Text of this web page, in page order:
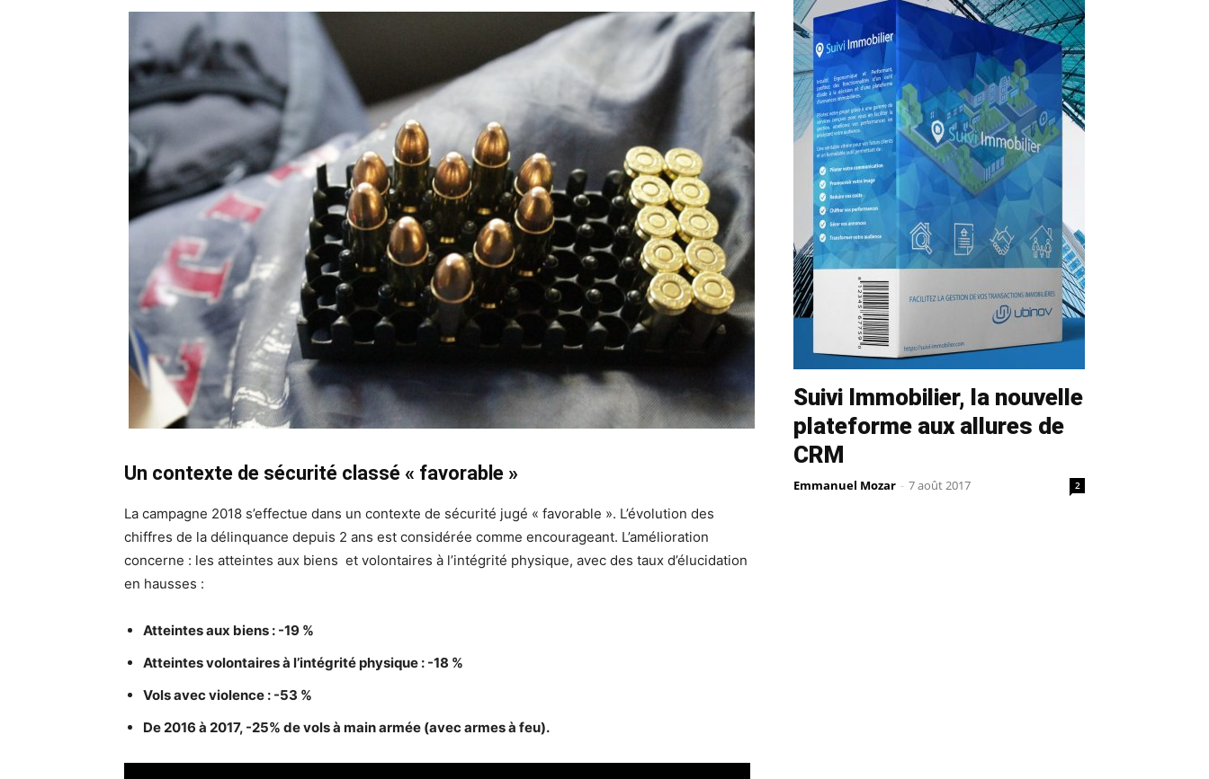
Un contexte de sécurité classé « favorable »
La campagne 2018 s’effectue dans un contexte de sécurité jugé « favorable ». L’évolution des
chiffres de la délinquance depuis 2 ans est considérée comme encourageant. L’amélioration
concerne : les atteintes aux biens et volontaires à l’intégrité physique, avec des taux d’élucidation
en hausses :
Atteintes aux biens : -19 %
Atteintes volontaires à l’intégrité physique : -18 %
Vols avec violence : -53 %
De 2016 à 2017, -25% de vols à main armée (avec armes à feu).
Suivi Immobilier, la nouvelle
plateforme aux allures de
CRM
Emmanuel Mozar - 7 août 2017 2